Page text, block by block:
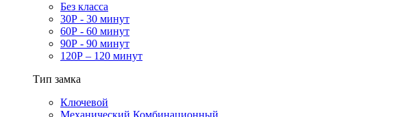
Без класса
30Р - 30 минут
60Р - 60 минут
90Р - 90 минут
120Р – 120 минут
Тип замка
Ключевой
Механический Комбинационный